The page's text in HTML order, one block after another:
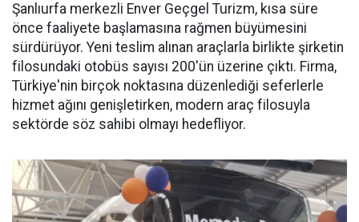
Şanlıurfa merkezli Enver Geçgel Turizm, kısa süre
önce faaliyete başlamasına rağmen büyümesini
sürdürüyor. Yeni teslim alınan araçlarla birlikte şirketin
filosundaki otobüs sayısı 200'ün üzerine çıktı. Firma,
Türkiye'nin birçok noktasına düzenlediği seferlerle
hizmet ağını genişletirken, modern araç filosuyla
sektörde söz sahibi olmayı hedefliyor.